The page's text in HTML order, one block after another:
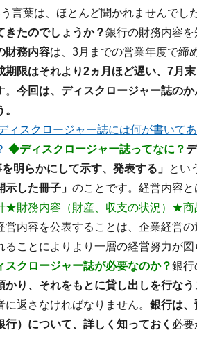
言葉は、ほとんど聞かれませんでした
きたのでしょうか？銀行の財務内容
財務内容は、3月までの営業年度で締
期限はそれより2ヵ月ほど遅い、7月
今回は、ディスクロージャー誌の
ィスクロージャー誌には何が書いてあ
◆ディスクロージャー誌ってなに？
を明らかにして示す、発表する」 とい
示した冊子」 のことです。 経営内容と
★財務内容（財産、収支の状況）★商
営内容を公表することは、企業経営の
ことによりより一層の経営努力が図
クロージャー誌が必要なのか？銀行
かり、それをもとに貸し出しを行なう
返さなければなりません。 銀行は、
行）について、詳しく知っておく 必